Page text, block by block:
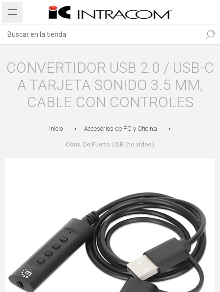
CONVERTIDOR USB 2.0 / USB-C
A TARJETA SONIDO 3.5 MM,
CABLE CON CONTROLES
Inicio Accesorios de PC y Oficina
Conv. De Puerto USB (no video)